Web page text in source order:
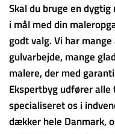
Skal du bruge en
i mål med din
godt valg. Vi har
gulvarbejde, mange
malere, der med
Ekspertbyg udfører
specialiseret os i
dækker hele Danmark,